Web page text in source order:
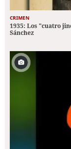
CRIMEN
1935: Los "cuatro
Sánchez